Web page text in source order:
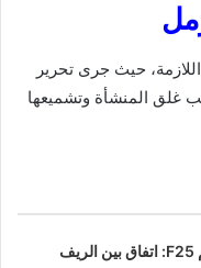
اللازمة، حيث جرى تحرير
غلق المنشأة وتشميعها
توطين تقاوي الطماطم F25: اتفاق بين الريف